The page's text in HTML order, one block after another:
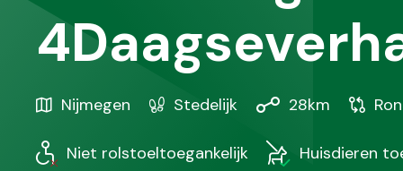
Gebied
Regio
Nijmegen Karakteristiek
Stedelijk Afstand
28km
Soort
Niet rolstoeltoegankelijk Huisdieren